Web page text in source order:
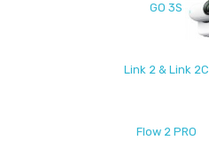
GO 3S
Link 2 & Link 2C
Flow 2 PRO